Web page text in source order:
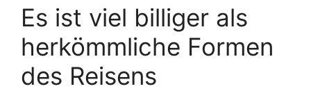
Es ist viel billiger als
herkömmliche Formen
des Reisens